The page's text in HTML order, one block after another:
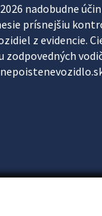
nadobudne
prísnejšiu
z evidencie.
zodpovedných